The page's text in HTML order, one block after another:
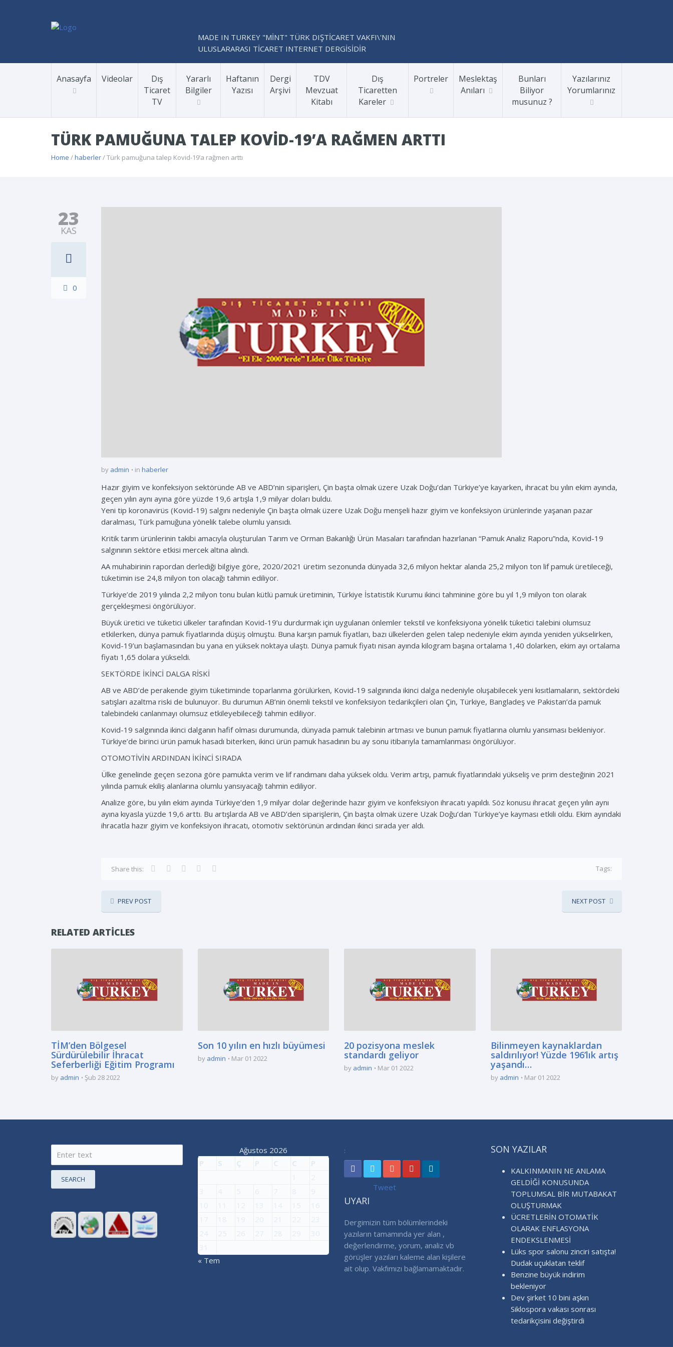
MADE IN TURKEY "MİNT" TÜRK DIŞTİCARET VAKFI\'NIN
ULUSLARARASI TİCARET INTERNET DERGİSİDİR
Anasayfa Videolar
Dış
Ticaret
TV
Yararlı
Bilgiler
Haftanın
Yazısı
Dergi
Arşivi
TDV
Mevzuat
Kitabı
Dış
Ticaretten
Kareler
Portreler
Meslektaş
Anıları
Bunları
Biliyor
musunuz ?
Yazılarınız
Yorumlarınız
TÜRK PAMUĞUNA TALEP KOVID-19’A RAĞMEN ARTTI
Home /haberler/ Türk pamuğuna talep Kovid-19’a rağmen arttı
23
KAS
0
by admin in haberler
Hazır giyim ve konfeksiyon sektöründe AB ve ABD’nin siparişleri, Çin başta olmak üzere Uzak Doğu’dan Türkiye’ye kayarken, ihracat bu yılın ekim ayında,
geçen yılın aynı ayına göre yüzde 19,6 artışla 1,9 milyar doları buldu.
Yeni tip koronavirüs (Kovid-19) salgını nedeniyle Çin başta olmak üzere Uzak Doğu menşeli hazır giyim ve konfeksiyon ürünlerinde yaşanan pazar
daralması, Türk pamuğuna yönelik talebe olumlu yansıdı.
Kritik tarım ürünlerinin takibi amacıyla oluşturulan Tarım ve Orman Bakanlığı Ürün Masaları tarafından hazırlanan “Pamuk Analiz Raporu”nda, Kovid-19
salgınının sektöre etkisi mercek altına alındı.
AA muhabirinin rapordan derlediği bilgiye göre, 2020/2021 üretim sezonunda dünyada 32,6 milyon hektar alanda 25,2 milyon ton lif pamuk üretileceği,
tüketimin ise 24,8 milyon ton olacağı tahmin ediliyor.
Türkiye’de 2019 yılında 2,2 milyon tonu bulan kütlü pamuk üretiminin, Türkiye İstatistik Kurumu ikinci tahminine göre bu yıl 1,9 milyon ton olarak
gerçekleşmesi öngörülüyor.
Büyük üretici ve tüketici ülkeler tarafından Kovid-19’u durdurmak için uygulanan önlemler tekstil ve konfeksiyona yönelik tüketici talebini olumsuz
etkilerken, dünya pamuk fiyatlarında düşüş olmuştu. Buna karşın pamuk fiyatları, bazı ülkelerden gelen talep nedeniyle ekim ayında yeniden yükselirken,
Kovid-19’un başlamasından bu yana en yüksek noktaya ulaştı. Dünya pamuk fiyatı nisan ayında kilogram başına ortalama 1,40 dolarken, ekim ayı ortalama
fiyatı 1,65 dolara yükseldi.
SEKTÖRDE İKİNCİ DALGA RİSKİ
AB ve ABD’de perakende giyim tüketiminde toparlanma görülürken, Kovid-19 salgınında ikinci dalga nedeniyle oluşabilecek yeni kısıtlamaların, sektördeki
satışları azaltma riski de bulunuyor. Bu durumun AB’nin önemli tekstil ve konfeksiyon tedarikçileri olan Çin, Türkiye, Bangladeş ve Pakistan’da pamuk
talebindeki canlanmayı olumsuz etkileyebileceği tahmin ediliyor.
Kovid-19 salgınında ikinci dalganın hafif olması durumunda, dünyada pamuk talebinin artması ve bunun pamuk fiyatlarına olumlu yansıması bekleniyor.
Türkiye’de birinci ürün pamuk hasadı biterken, ikinci ürün pamuk hasadının bu ay sonu itibarıyla tamamlanması öngörülüyor.
OTOMOTİVİN ARDINDAN İKİNCİ SIRADA
Ülke genelinde geçen sezona göre pamukta verim ve lif randımanı daha yüksek oldu. Verim artışı, pamuk fiyatlarındaki yükseliş ve prim desteğinin 2021
yılında pamuk ekiliş alanlarına olumlu yansıyacağı tahmin ediliyor.
Analize göre, bu yılın ekim ayında Türkiye’den 1,9 milyar dolar değerinde hazır giyim ve konfeksiyon ihracatı yapıldı. Söz konusu ihracat geçen yılın aynı
ayına kıyasla yüzde 19,6 arttı. Bu artışlarda AB ve ABD’den siparişlerin, Çin başta olmak üzere Uzak Doğu’dan Türkiye’ye kayması etkili oldu. Ekim ayındaki
ihracatla hazır giyim ve konfeksiyon ihracatı, otomotiv sektörünün ardından ikinci sırada yer aldı.
Share this: Tags:
PREV POST NEXT POST
RELATED ARTICLES
TİM’den Bölgesel
Sürdürülebilir İhracat
Seferberliği Eğitim Programı
by admin Şub 28 2022
Son 10 yılın en hızlı büyümesi
by admin Mar 01 2022
20 pozisyona meslek
standardı geliyor
by admin Mar 01 2022
Bilinmeyen kaynaklardan
saldırılıyor! Yüzde 196’lık artış
yaşandı…
by admin Mar 01 2022
SEARCH
Ağustos 2026
P
S Ç P C C
P
1
2
3
4 5 6 7 8
9
10
11 12 13 14 15
16
17
18 19 20 21 22
23
24
25 26 27 28 29
30
31
« Tem
:
Tweet
UYARI
Dergimizin tüm bölümlerindeki
yazıların tamamında yer alan ,
değerlendirme, yorum, analiz vb
görüşler yazıları kaleme alan kişilere
ait olup. Vakfımızı bağlamamaktadır.
SON YAZILAR
KALKINMANIN NE ANLAMA
GELDİĞİ KONUSUNDA
TOPLUMSAL BİR MUTABAKAT
OLUŞTURMAK
ÜCRETLERİN OTOMATİK
OLARAK ENFLASYONA
ENDEKSLENMESİ
Lüks spor salonu zinciri satışta!
Dudak uçuklatan teklif
Benzine büyük indirim
bekleniyor
Dev şirket 10 bini aşkın
Siklospora vakası sonrası
tedarikçisini değiştirdi